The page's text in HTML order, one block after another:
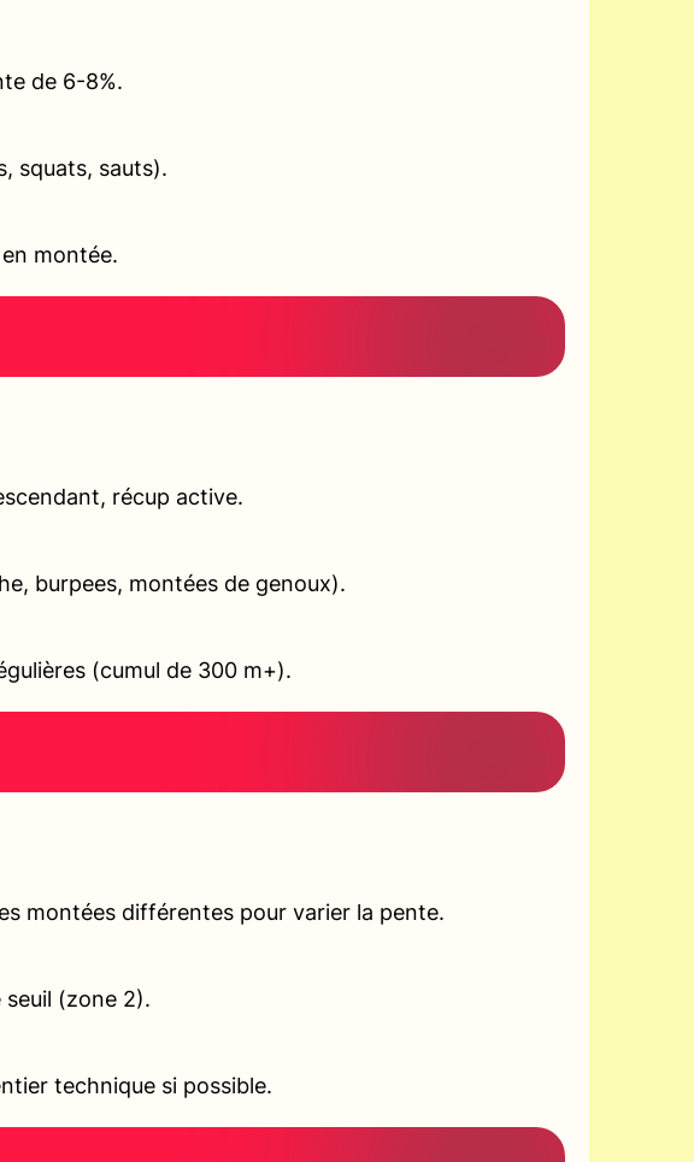
de 6-8%.
squats, sauts).
montée.
récup active.
burpees, montées de genoux).
(cumul de 300 m+).
montées différentes pour varier la pente.
(zone 2).
technique si possible.